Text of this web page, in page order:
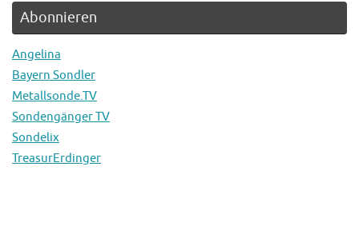
Abonnieren
Angelina
Bayern Sondler
Metallsonde.TV
Sondengänger TV
Sondelix
TreasurErdinger